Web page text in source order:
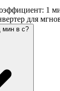
1
для
мин в с?